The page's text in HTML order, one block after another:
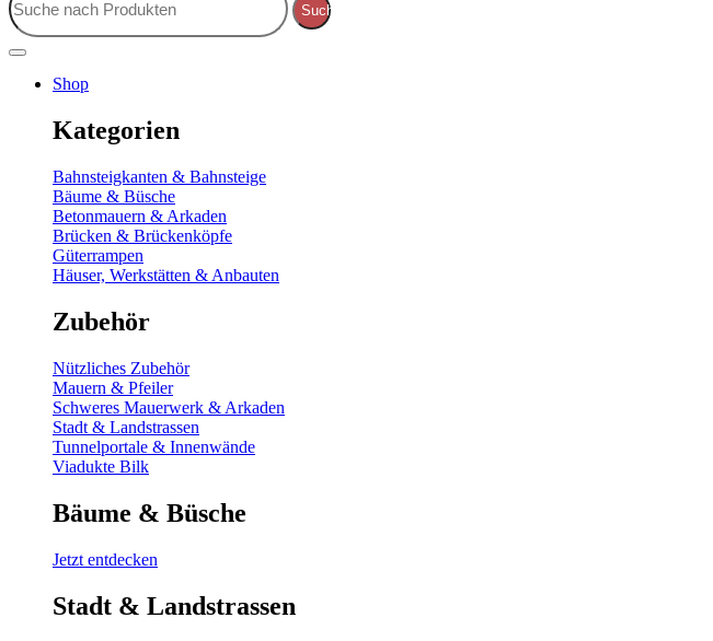
Suche
Shop
Kategorien
Bahnsteigkanten & Bahnsteige
Bäume & Büsche
Betonmauern & Arkaden
Brücken & Brückenköpfe
Güterrampen
Häuser, Werkstätten & Anbauten
Zubehör
Nützliches Zubehör
Mauern & Pfeiler
Schweres Mauerwerk & Arkaden
Stadt & Landstrassen
Tunnelportale & Innenwände
Viadukte Bilk
Bäume & Büsche
Jetzt entdecken
Stadt & Landstrassen